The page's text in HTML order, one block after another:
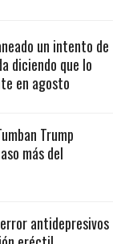
un intento de
diciendo que lo
en agosto
Trump
más del
antidepresivos